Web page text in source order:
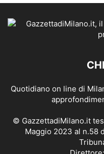
Quotidiano on line di
© GazzettadiMilano.it
Maggio 2023 al n.58